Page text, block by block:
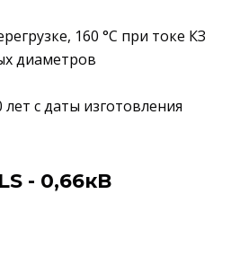
160 °C при токе КЗ
диаметров
лет с даты изготовления
- 0,66кВ